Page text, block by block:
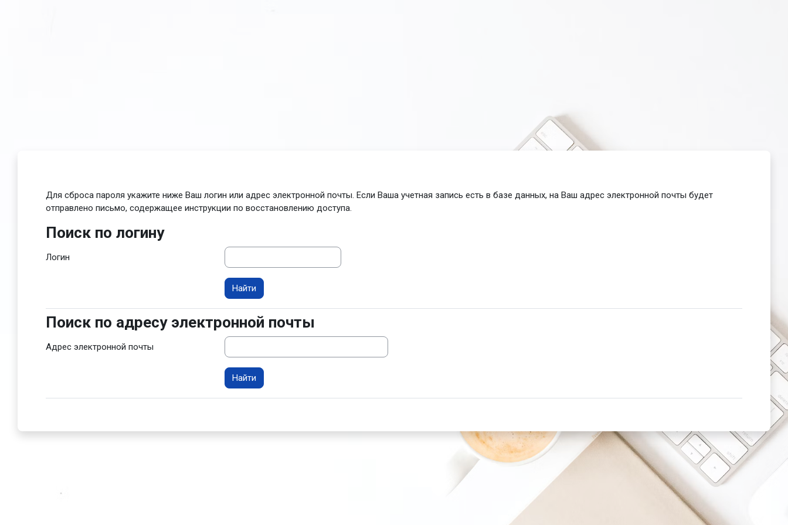
Для сброса пароля укажите ниже Ваш логин или адрес электронной почты. Если Ваша учетная запись есть в базе данных, на Ваш адрес электронной почты будет
отправлено письмо, содержащее инструкции по восстановлению доступа.
Поиск по логину
Поиск по логину
Логин
Поиск по адресу электронной почты
Поиск по адресу электронной почты
Адрес электронной почты